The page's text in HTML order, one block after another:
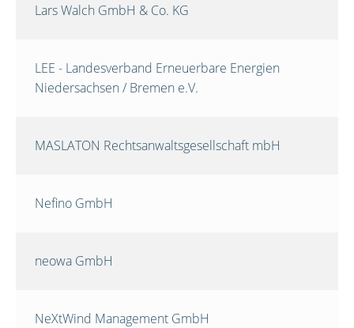
Lars Walch GmbH & Co. KG
LEE - Landesverband Erneuerbare Energien
Niedersachsen / Bremen e.V.
MASLATON Rechtsanwaltsgesellschaft mbH
Nefino GmbH
neowa GmbH
NeXtWind Management GmbH